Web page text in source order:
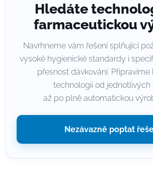
Hledáte
farmaceutickou
Navrhneme vám řešení splňující
vysoké hygienické standardy i
přesnost dávkování.
technologii od jednotlivých
až po plně automatickou
Nezávazně poptat